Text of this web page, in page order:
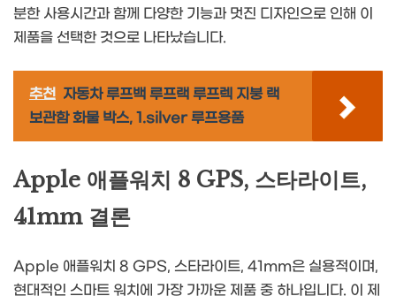
분한 사용시간과 함께 다양한 기능과 멋진 디자인으로 인해 이
제품을 선택한 것으로 나타났습니다.
추천 자동차 루프백 루프랙 루프렉 지붕 랙
보관함 화물 박스, 1.silver 루프용품
Apple 애플워치 8 GPS, 스타라이트,
41mm 결론
Apple 애플워치 8 GPS, 스타라이트, 41mm은 실용적이며,
현대적인 스마트 워치에 가장 가까운 제품 중 하나입니다. 이 제